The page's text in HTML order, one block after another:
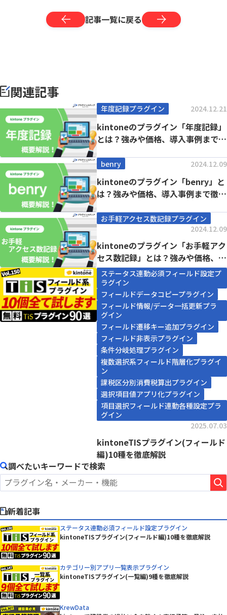
記事一覧に戻る
関連記事
年度記録プラグイン 2024.12.21
kintoneのプラグイン「年度記録」
とは？強みや価格、導入事例まで徹
benry 2024.12.09
kintoneのプラグイン「benry」と
は？強みや価格、導入事例まで徹底
お手軽アクセス数記録プラグイン
2024.12.09
kintoneのプラグイン「お手軽アク
セス数記録」とは？強みや価格、導
入事例まで...
ステータス連動必須フィールド設定プ
ラグイン
フィールドデータコピープラグイン
フィールド情報/データ一括更新プラ
グイン
フィールド遷移キー追加プラグイン
フィールド非表示プラグイン
条件分岐処理プラグイン
複数選択系フィールド階層化プラグイ
ン
課税区分別消費税算出プラグイン
選択項目値アプリ化プラグイン
項目選択フィールド連動各種設定プラ
グイン
2025.07.03
kintoneTISプラグイン(フィールド
編)10種を徹底解説
調べたいキーワードで検索
新着記事
ステータス連動必須フィールド設定プラグイン
kintoneTISプラグイン(フィールド編)10種を徹底解説
カテゴリー別アプリ一覧表示プラグイン
kintoneTISプラグイン(一覧編)9種を徹底解説
KrewData